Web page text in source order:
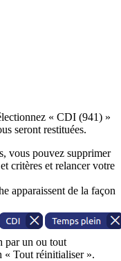
« CDI (941) »
seront restituées.
vous pouvez supprimer
critères et relancer votre
apparaissent de la façon
par un ou tout
« Tout réinitialiser ».